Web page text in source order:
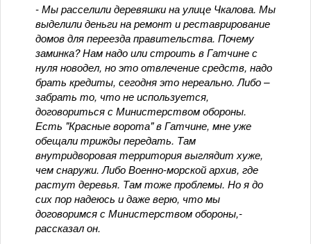
- Мы расселили деревяшки на улице Чкалова. Мы
выделили деньги на ремонт и реставрирование
домов для переезда правительства. Почему
заминка? Нам надо или строить в Гатчине с
нуля новодел, но это отвлечение средств, надо
брать кредиты, сегодня это нереально. Либо –
забрать то, что не используется,
договориться с Министерством обороны.
Есть "Красные ворота" в Гатчине, мне уже
обещали трижды передать. Там
внутридворовая территория выглядит хуже,
чем снаружи. Либо Военно-морской архив, где
растут деревья. Там тоже проблемы. Но я до
сих пор надеюсь и даже верю, что мы
договоримся с Министерством обороны,-
рассказал он.